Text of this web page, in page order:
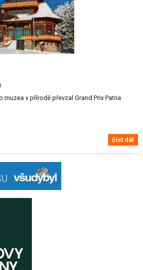
muzea v přírodě převzal Grand Prix Patria
číst dál